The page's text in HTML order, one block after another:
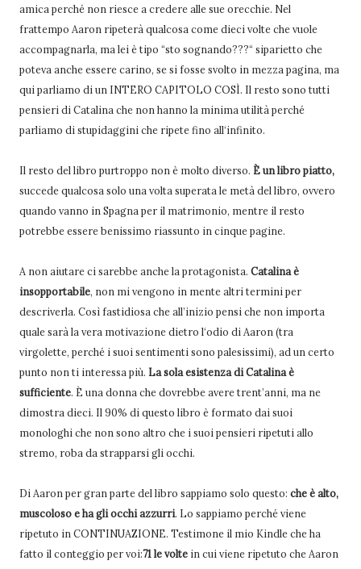
amica perché non riesce a credere alle sue orecchie. Nel
frattempo Aaron ripeterà qualcosa come dieci volte che vuole
accompagnarla, ma lei è tipo “sto sognando???“ siparietto che
poteva anche essere carino, se si fosse svolto in mezza pagina, ma
qui parliamo di un INTERO CAPITOLO COSÌ. Il resto sono tutti
pensieri di Catalina che non hanno la minima utilità perché
parliamo di stupidaggini che ripete fino all‘infinito.
Il resto del libro purtroppo non è molto diverso. È un libro piatto,
succede qualcosa solo una volta superata le metà del libro, ovvero
quando vanno in Spagna per il matrimonio, mentre il resto
potrebbe essere benissimo riassunto in cinque pagine.
A non aiutare ci sarebbe anche la protagonista. Catalina è
insopportabile, non mi vengono in mente altri termini per
descriverla. Così fastidiosa che all’inizio pensi che non importa
quale sarà la vera motivazione dietro l‘odio di Aaron (tra
virgolette, perché i suoi sentimenti sono palesissimi), ad un certo
punto non ti interessa più. La sola esistenza di Catalina è
sufficiente. È una donna che dovrebbe avere trent’anni, ma ne
dimostra dieci. Il 90% di questo libro è formato dai suoi
monologhi che non sono altro che i suoi pensieri ripetuti allo
stremo, roba da strapparsi gli occhi.
Di Aaron per gran parte del libro sappiamo solo questo: che è alto,
muscoloso e ha gli occhi azzurri. Lo sappiamo perché viene
ripetuto in CONTINUAZIONE. Testimone il mio Kindle che ha
fatto il conteggio per voi:71 le volte in cui viene ripetuto che Aaron